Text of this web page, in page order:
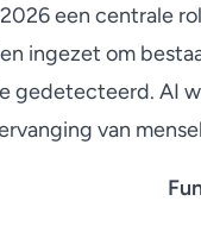
een centrale
ingezet om
gedetecteerd. AI
van